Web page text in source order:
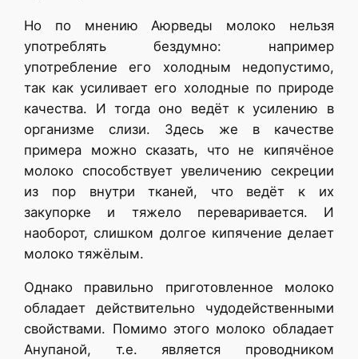
Но по мнению Аюрведы молоко нельзя
употреблять бездумно: например
употребление его холодным недопустимо,
так как усиливает его холодные по природе
качества. И тогда оно ведёт к усилению в
организме слизи. Здесь же в качестве
примера можно сказать, что не кипячёное
молоко способствует увеличению секреции
из пор внутри тканей, что ведёт к их
закупорке и тяжело переваривается. И
наоборот, слишком долгое кипячение делает
молоко тяжёлым.
Однако правильно приготовленное молоко
обладает действительно чудодейственными
свойствами. Помимо этого молоко обладает
Анупаной, т.е. является проводником